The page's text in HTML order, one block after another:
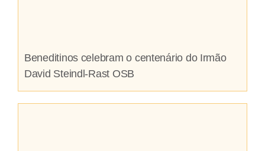
Beneditinos celebram o centenário do Irmão
David Steindl-Rast OSB